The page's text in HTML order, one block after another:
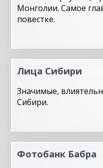
Монголии. Самое
повестке.
Лица Сибири
Значимые,
Сибири.
Фотобанк Бабра